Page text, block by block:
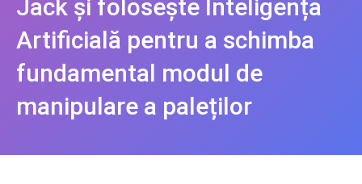
Jack și folosește Inteligența
Artificială pentru a schimba
fundamental modul de
manipulare a paleților